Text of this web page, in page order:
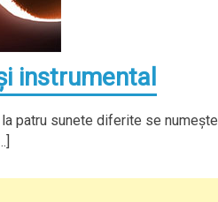
instrumental
patru sunete diferite se numeşte